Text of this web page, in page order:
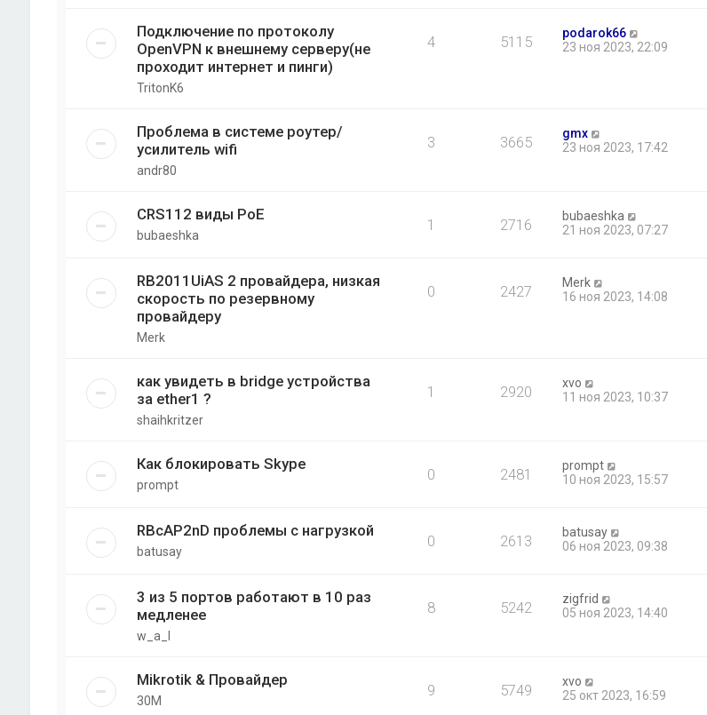
е
н
Подключение по протоколу
OpenVPN к внешнему серверу(не
проходит интернет и пинги)
TritonK6
4 5115
podarok66
23 ноя 2023, 22:09
Проблема в системе роутер/
усилитель wifi
andr80
3 3665
gmx
23 ноя 2023, 17:42
CRS112 виды PoE
bubaeshka
1 2716
bubaeshka
21 ноя 2023, 07:27
RB2011UiAS 2 провайдера, низкая
скорость по резервному
провайдеру
Merk
0 2427
Merk
16 ноя 2023, 14:08
как увидеть в bridge устройства
за ether1 ?
shaihkritzer
1 2920
xvo
11 ноя 2023, 10:37
Как блокировать Skype
prompt
0 2481
prompt
10 ноя 2023, 15:57
RBcAP2nD проблемы с нагрузкой
batusay
0 2613
batusay
06 ноя 2023, 09:38
3 из 5 портов работают в 10 раз
медленее
w_a_l
8 5242
zigfrid
05 ноя 2023, 14:40
Mikrotik & Провайдер
30M
9 5749
xvo
25 окт 2023, 16:59